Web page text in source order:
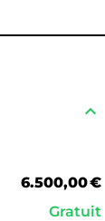
expand_less
6.500,00 €
Gratuit